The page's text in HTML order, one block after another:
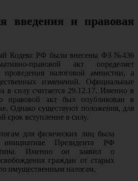
введения и правовая
Кодекс РФ были внесены ФЗ №436
правовой акт определяет
налоговой амнистии, а
изменений. Официальные
в силу считается 29.12.17. Именно в
правовой акт был опубликован в
Однако существуют положения, для
срок вступление в силу.
для физических лиц была
Президента РФ
Именно он заявил о
граждан от старых
имущественным налогам.